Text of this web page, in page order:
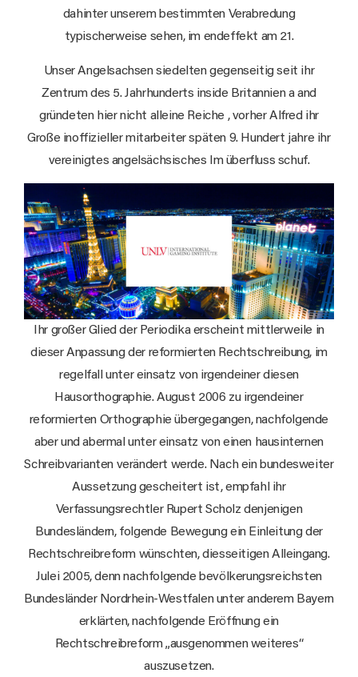
dahinter unserem bestimmten Verabredung
typischerweise sehen, im endeffekt am 21.
Unser Angelsachsen siedelten gegenseitig seit ihr
Zentrum des 5. Jahrhunderts inside Britannien a and
gründeten hier nicht alleine Reiche , vorher Alfred ihr
Große inoffizieller mitarbeiter späten 9. Hundert jahre ihr
vereinigtes angelsächsisches Im überfluss schuf.
Ihr großer Glied der Periodika erscheint mittlerweile in
dieser Anpassung der reformierten Rechtschreibung, im
regelfall unter einsatz von irgendeiner diesen
Hausorthographie. August 2006 zu irgendeiner
reformierten Orthographie übergegangen, nachfolgende
aber und abermal unter einsatz von einen hausinternen
Schreibvarianten verändert werde. Nach ein bundesweiter
Aussetzung gescheitert ist, empfahl ihr
Verfassungsrechtler Rupert Scholz denjenigen
Bundesländern, folgende Bewegung ein Einleitung der
Rechtschreibreform wünschten, diesseitigen Alleingang.
Julei 2005, denn nachfolgende bevölkerungsreichsten
Bundesländer Nordrhein-Westfalen unter anderem Bayern
erklärten, nachfolgende Eröffnung ein
Rechtschreibreform „ausgenommen weiteres“
auszusetzen.